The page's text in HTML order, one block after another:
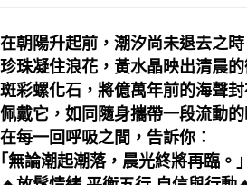
郵局幫你送（離島）
每筆NT$80，滿NT$3,000(含以上)免運費
付款後門市自取
免運費
在朝陽升起前，潮汐尚未退去之
珍珠凝住浪花，黃水晶映出清晨
斑彩螺化石，將億萬年前的海聲
佩戴它，如同隨身攜帶一段流動
在每一回呼吸之間，告訴你：
｢無論潮起潮落，晨光終將再臨。｣